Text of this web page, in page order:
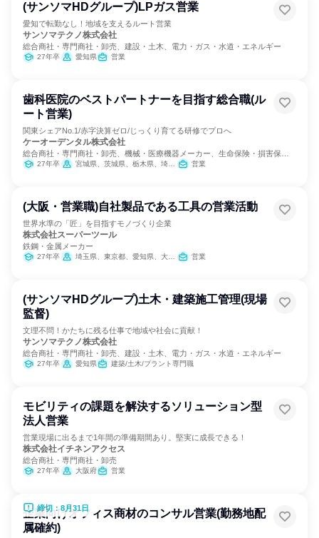
(サンソマHDグループ)LPガス営業
愛知で転勤なし！地域を支えるルート営業
サンソマテクノ株式会社
総合商社・専門商社・卸売、建設・土木、電力・ガス・水道・エネルギー
27年卒 愛知県 営業
歯科医院のベストパートナーを目指す総合職(ル
ート営業)
関東シェアNo.1/赤字決算ゼロ/じっくり育てる研修でプロへ
ケーオーデンタル株式会社
総合商社・専門商社・卸売、機械・医療機器メーカー、生命保険・損害保
険・保険サービス
27年卒 宮城県、茨城県、栃木県、埼玉県、東京都、神奈川県、長野県、静岡県、福岡県 営業
(大阪・営業職)自社製品である工具の営業活動
世界水準の「匠」を目指すモノづくり企業
株式会社スーパーツール
鉄鋼・金属メーカー
27年卒 埼玉県、東京都、愛知県、大阪府、広島県、福岡県 営業
(サンソマHDグループ)土木・建築施工管理(現場
監督)
文理不問！かたちに残る仕事で地域や社会に貢献！
サンソマテクノ株式会社
総合商社・専門商社・卸売、建設・土木、電力・ガス・水道・エネルギー
27年卒 愛知県 建築/土木/プラント専門職
モビリティの課題を解決するソリューション型
法人営業
営業現場に出るまで1年間の準備期間あり。堅実に成長できる！
株式会社イチネンアクセス
総合商社・専門商社・卸売
27年卒 大阪府 営業
締切：8月31日
企業向けオフィス商材のコンサル営業(勤務地配
属確約)